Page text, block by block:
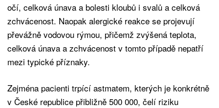
očí, celková únava a bolesti kloubů i svalů a celková
zchvácenost. Naopak alergické reakce se projevují
převážně vodovou rýmou, přičemž zvýšená teplota,
celková únava a zchvácenost v tomto případě nepatří
mezi typické příznaky.
Zejména pacienti trpící astmatem, kterých je konkrétně
v České republice přibližně 500 000, čelí riziku